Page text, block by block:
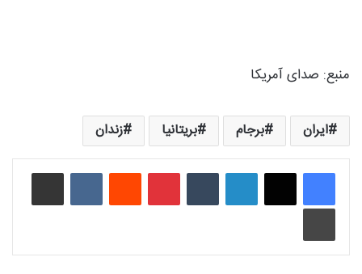
منبع: صدای آمریکا
ایران برجام بریتانیا زندان
لینکدین ‫پین‌ترست ‫رددیت
چاپ